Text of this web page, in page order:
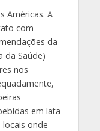
Américas. A
com
da
da Saúde)
nos
em lata
onde